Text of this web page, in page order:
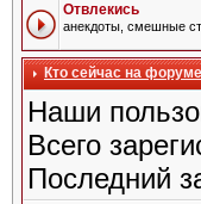
Отвлекись
анекдоты, смешные
Кто сейчас на форуме
Наши
Всего
Последний